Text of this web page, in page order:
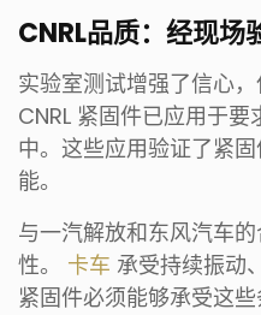
CNRL品质：经现场
实验室测试增强了信心
CNRL 紧固件已应用于
中。这些应用验证了紧
能。
与一汽解放和东风汽车
性。 卡车 承受持续振动
紧固件必须能够承受这些